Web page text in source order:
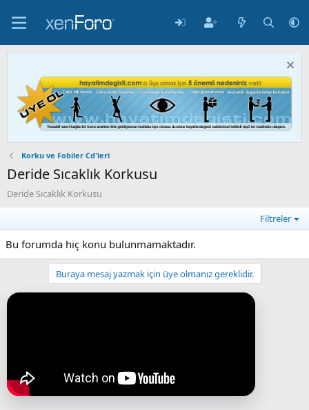
Korku ve Fobiler Cd'leri
Deride Sıcaklık Korkusu
Deride Sıcaklık Korkusu
Filtreler
Bu forumda hiç konu bulunmamaktadır.
Buraya mesaj yazmak için üye olmanız gereklidir.